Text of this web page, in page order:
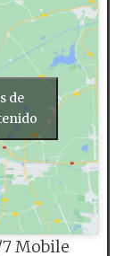
de
Mobile